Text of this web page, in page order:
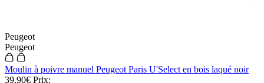
Peugeot
Peugeot
Moulin à poivre manuel Peugeot Paris U'Select en bois laqué noir
39,90€ Prix: